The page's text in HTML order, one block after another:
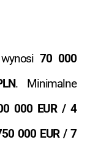
wynosi70 000
. Minimalne
000 EUR / 4
000 EUR / 7